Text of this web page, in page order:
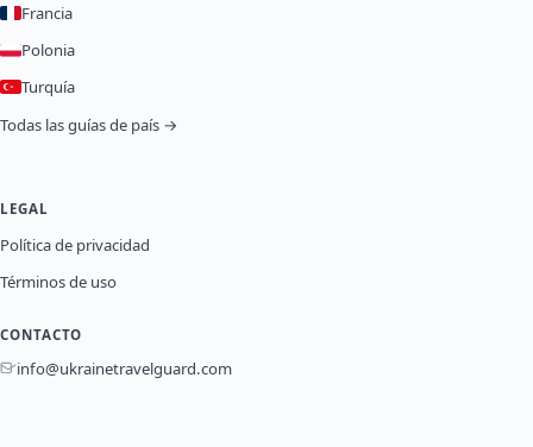
Francia
Polonia
Turquía
Todas las guías de país →
LEGAL
Política de privacidad
Términos de uso
CONTACTO
info@ukrainetravelguard.com